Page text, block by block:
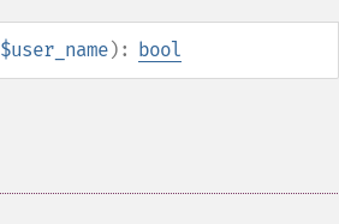
$user_name): bool